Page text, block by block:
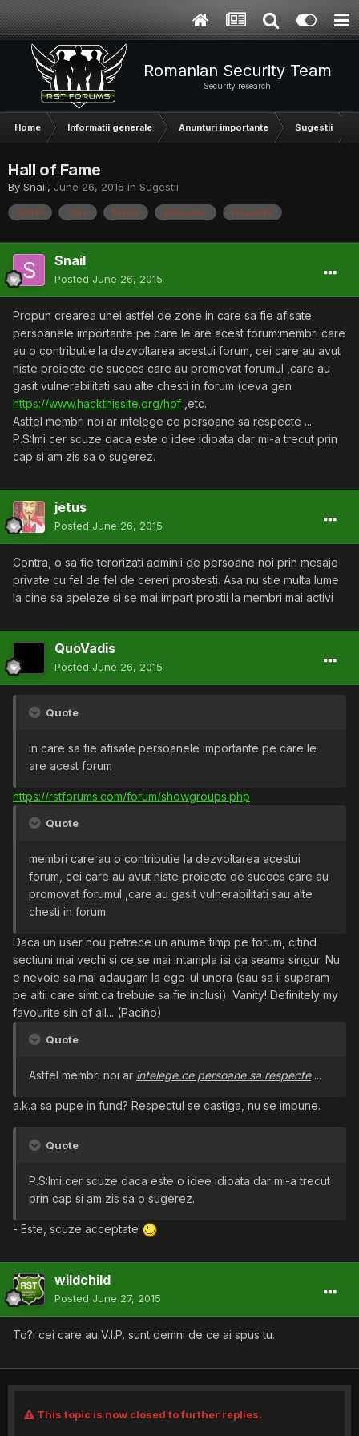
Romanian Security Team
Security research
Home Informatii generale Anunturi importante Sugestii
Hall of Fame
By Snail, June 26, 2015 in Sugestii
astfel care forum persoane respecte
Snail
Posted June 26, 2015
Propun crearea unei astfel de zone in care sa fie afisate
persoanele importante pe care le are acest forum:membri care
au o contributie la dezvoltarea acestui forum, cei care au avut
niste proiecte de succes care au promovat forumul ,care au
gasit vulnerabilitati sau alte chesti in forum (ceva gen
https://www.hackthissite.org/hof ,etc.
Astfel membri noi ar intelege ce persoane sa respecte ...
P.S:Imi cer scuze daca este o idee idioata dar mi-a trecut prin
cap si am zis sa o sugerez.
jetus
Posted June 26, 2015
Contra, o sa fie terorizati adminii de persoane noi prin mesaje
private cu fel de fel de cereri prostesti. Asa nu stie multa lume
la cine sa apeleze si se mai impart prostii la membri mai activi
QuoVadis
Posted June 26, 2015
Quote
in care sa fie afisate persoanele importante pe care le
are acest forum
https://rstforums.com/forum/showgroups.php
Quote
membri care au o contributie la dezvoltarea acestui
forum, cei care au avut niste proiecte de succes care au
promovat forumul ,care au gasit vulnerabilitati sau alte
chesti in forum
Daca un user nou petrece un anume timp pe forum, citind
sectiuni mai vechi si ce se mai intampla isi da seama singur. Nu
e nevoie sa mai adaugam la ego-ul unora (sau sa ii suparam
pe altii care simt ca trebuie sa fie inclusi). Vanity! Definitely my
favourite sin of all... (Pacino)
Quote
Astfel membri noi ar intelege ce persoane sa respecte...
a.k.a sa pupe in fund? Respectul se castiga, nu se impune.
Quote
P.S:Imi cer scuze daca este o idee idioata dar mi-a trecut
prin cap si am zis sa o sugerez.
- Este, scuze acceptate
wildchild
Posted June 27, 2015
To?i cei care au V.I.P. sunt demni de ce ai spus tu.
This topic is now closed to further replies.